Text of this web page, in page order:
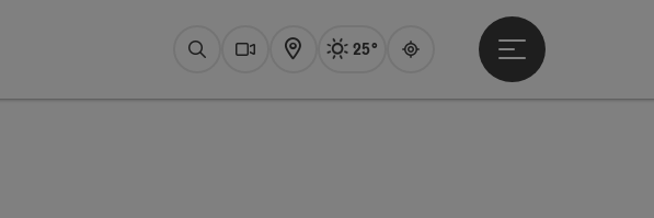
HledatWebovéMapa Aktuální počasíAttersee,
25°
Guide
Otevřít hlavní